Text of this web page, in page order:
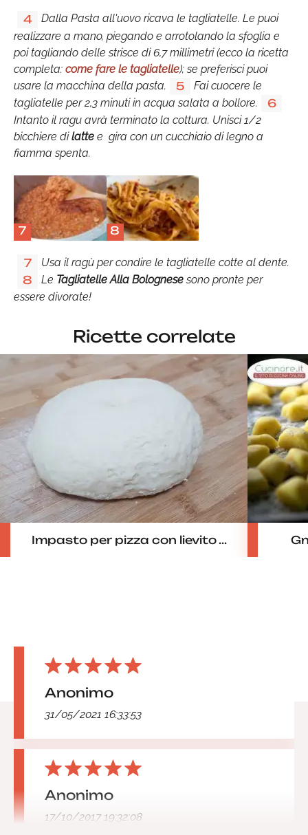
4
Dalla Pasta all'uovo ricava le tagliatelle. Le puoi
realizzare a mano, piegando e arrotolando la sfoglia e
poi tagliando delle strisce di 6,7 millimetri (ecco la ricetta
completa: come fare le tagliatelle); se preferisci puoi
usare la macchina della pasta.
5
Fai cuocere le
tagliatelle per 2,3 minuti in acqua salata a bollore.
6
Intanto il ragu avrà terminato la cottura. Unisci 1/2
bicchiere dilatte e gira con un cucchiaio di legno a
fiamma spenta.
7 8
7 Usa il ragù per condire le tagliatelle cotte al dente.
8 Le Tagliatelle Alla Bolognesesono pronte per
essere divorate!
Ricette correlate
Impasto per pizza con lievito ...
Anonimo
31/05/2021 16:33:53
Anonimo
17/10/2017 19:32:08